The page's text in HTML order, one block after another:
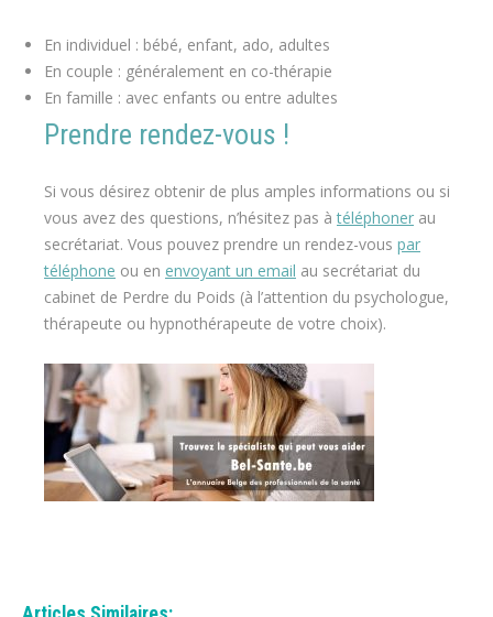
En individuel : bébé, enfant, ado, adultes
En couple : généralement en co-thérapie
En famille : avec enfants ou entre adultes
Prendre rendez-vous !
Si vous désirez obtenir de plus amples informations ou si
vous avez des questions, n’hésitez pas àtéléphoner au
secrétariat. Vous pouvez prendre un rendez-vous par
téléphone ou en envoyant un email au secrétariat du
cabinet de Perdre du Poids (à l’attention du psychologue,
thérapeute ou hypnothérapeute de votre choix).